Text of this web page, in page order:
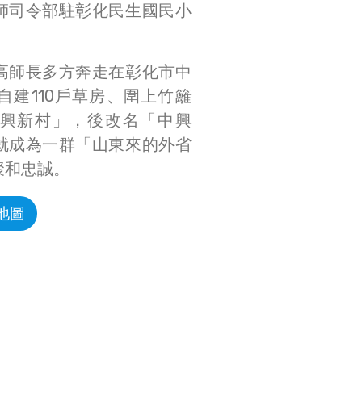
司令部駐彰化民生國民小
師長多方奔走在彰化市中
建110戶草房、圍上竹籬
新村」，後改名「中興
成為一群「山東來的外省
忠誠。
圖